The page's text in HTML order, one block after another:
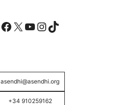
Facebook
X YouTube
Instagram
TikTok
asendhi@asendhi.org
+34 910259162